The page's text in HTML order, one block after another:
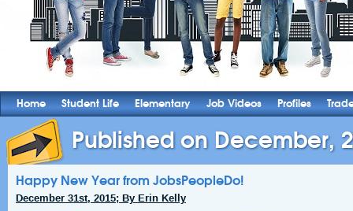
Home Student Life Elementary Job Videos Profiles
Published on December,
Happy New Year from JobsPeopleDo!
December 31st, 2015; By Erin Kelly